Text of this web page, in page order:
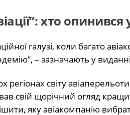
хто опинився
галузі, коли багато
– зазначають у
регіонах світу
свій щорічний огляд
яку авіакомпанію